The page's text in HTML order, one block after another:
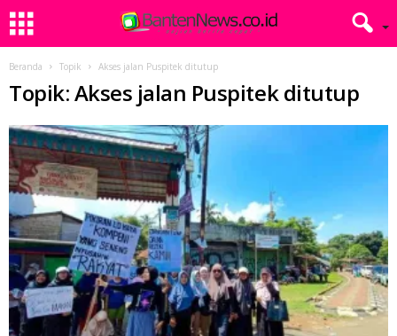
Beranda Topik Akses jalan Puspitek ditutup
Topik: Akses jalan Puspitek ditutup